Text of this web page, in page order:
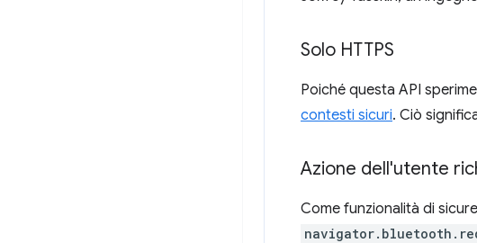
Solo HTTPS
Poiché questa API
contesti sicuri. Ciò
Azione dell'utente
Come funzionalità di